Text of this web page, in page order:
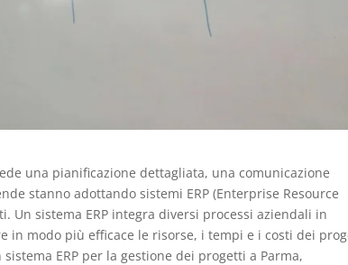
una pianificazione dettagliata, una comunicazione
stanno adottando sistemi ERP (Enterprise Resource
sistema ERP integra diversi processi aziendali in
in modo più efficace le risorse, i tempi e i costi dei
ERP per la gestione dei progetti a Parma,